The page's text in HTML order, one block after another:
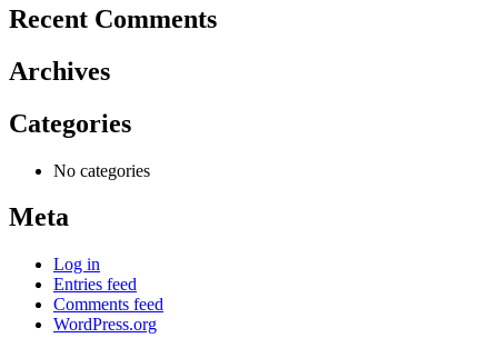
Recent Comments
Archives
Categories
No categories
Meta
Log in
Entries feed
Comments feed
WordPress.org